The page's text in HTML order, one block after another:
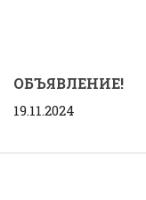
ОБЪЯВЛЕНИЕ!
19.11.2024